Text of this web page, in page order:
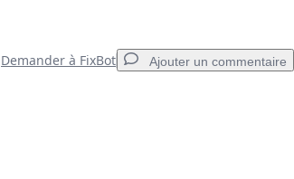
Demander à FixBot Ajouter un commentaire